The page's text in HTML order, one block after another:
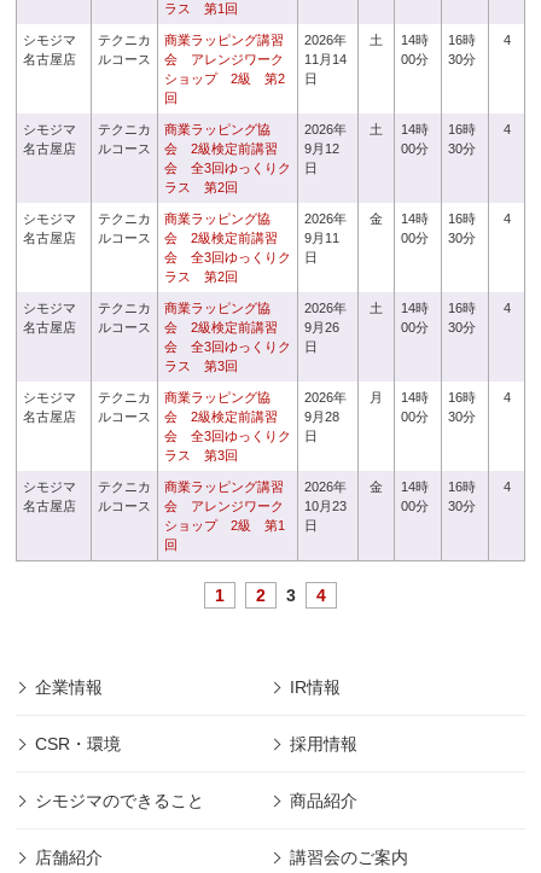
ラス 第1回
シモジマ
名古屋店
テクニカ
ルコース
商業ラッピング講習
会 アレンジワーク
ショップ 2級 第2
回
2026年
11月14
日
土
14時
00分
16時
30分
4
シモジマ
名古屋店
テクニカ
ルコース
商業ラッピング協
会 2級検定前講習
会 全3回ゆっくりク
ラス 第2回
2026年
9月12
日
土
14時
00分
16時
30分
4
シモジマ
名古屋店
テクニカ
ルコース
商業ラッピング協
会 2級検定前講習
会 全3回ゆっくりク
ラス 第2回
2026年
9月11
日
金
14時
00分
16時
30分
4
シモジマ
名古屋店
テクニカ
ルコース
商業ラッピング協
会 2級検定前講習
会 全3回ゆっくりク
ラス 第3回
2026年
9月26
日
土
14時
00分
16時
30分
4
シモジマ
名古屋店
テクニカ
ルコース
商業ラッピング協
会 2級検定前講習
会 全3回ゆっくりク
ラス 第3回
2026年
9月28
日
月
14時
00分
16時
30分
4
シモジマ
名古屋店
テクニカ
ルコース
商業ラッピング講習
会 アレンジワーク
ショップ 2級 第1
回
2026年
10月23
日
金
14時
00分
16時
30分
4
1 2 3 4
企業情報 IR情報
CSR・環境 採用情報
シモジマのできること 商品紹介
店舗紹介 講習会のご案内